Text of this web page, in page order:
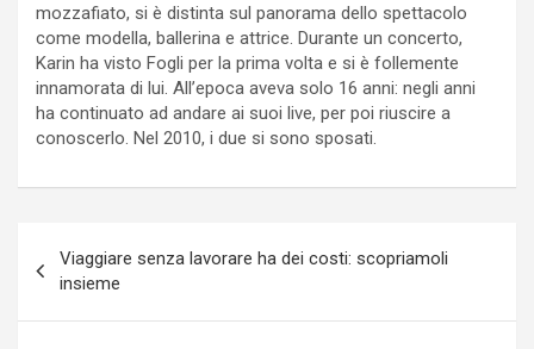
mozzafiato, si è distinta sul panorama dello spettacolo
come modella, ballerina e attrice. Durante un concerto,
Karin ha visto Fogli per la prima volta e si è follemente
innamorata di lui. All’epoca aveva solo 16 anni: negli anni
ha continuato ad andare ai suoi live, per poi riuscire a
conoscerlo. Nel 2010, i due si sono sposati.
articoli
Viaggiare senza lavorare ha dei costi: scopriamoli
insieme